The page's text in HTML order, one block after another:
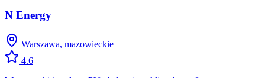
N Energy
Warszawa, mazowieckie
4.6